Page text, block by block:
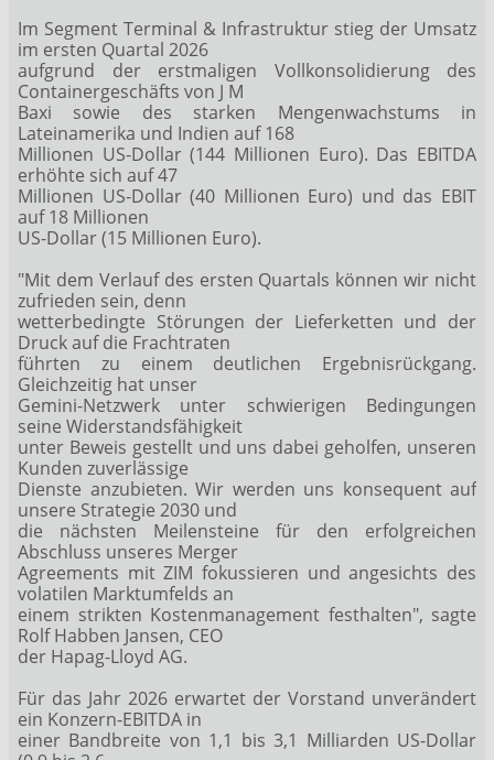
Im Segment Terminal & Infrastruktur stieg der Umsatz
im ersten Quartal 2026
aufgrund der erstmaligen Vollkonsolidierung des
Containergeschäfts von J M
Baxi sowie des starken Mengenwachstums in
Lateinamerika und Indien auf 168
Millionen US-Dollar (144 Millionen Euro). Das EBITDA
erhöhte sich auf 47
Millionen US-Dollar (40 Millionen Euro) und das EBIT
auf 18 Millionen
US-Dollar (15 Millionen Euro).
"Mit dem Verlauf des ersten Quartals können wir nicht
zufrieden sein, denn
wetterbedingte Störungen der Lieferketten und der
Druck auf die Frachtraten
führten zu einem deutlichen Ergebnisrückgang.
Gleichzeitig hat unser
Gemini-Netzwerk unter schwierigen Bedingungen
seine Widerstandsfähigkeit
unter Beweis gestellt und uns dabei geholfen, unseren
Kunden zuverlässige
Dienste anzubieten. Wir werden uns konsequent auf
unsere Strategie 2030 und
die nächsten Meilensteine für den erfolgreichen
Abschluss unseres Merger
Agreements mit ZIM fokussieren und angesichts des
volatilen Marktumfelds an
einem strikten Kostenmanagement festhalten", sagte
Rolf Habben Jansen, CEO
der Hapag-Lloyd AG.
Für das Jahr 2026 erwartet der Vorstand unverändert
ein Konzern-EBITDA in
einer Bandbreite von 1,1 bis 3,1 Milliarden US-Dollar